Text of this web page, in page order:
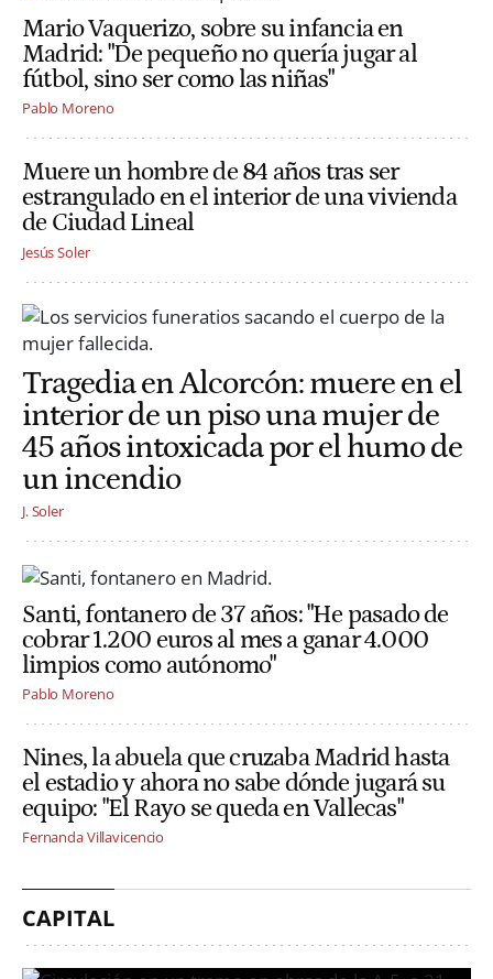
Mario Vaquerizo, sobre su infancia en
Madrid: "De pequeño no quería jugar al
fútbol, sino ser como las niñas"
Pablo Moreno
Muere un hombre de 84 años tras ser
estrangulado en el interior de una vivienda
de Ciudad Lineal
Jesús Soler
Tragedia en Alcorcón: muere en el
interior de un piso una mujer de
45 años intoxicada por el humo de
un incendio
J. Soler
Santi, fontanero de 37 años: "He pasado de
cobrar 1.200 euros al mes a ganar 4.000
limpios como autónomo"
Pablo Moreno
Nines, la abuela que cruzaba Madrid hasta
el estadio y ahora no sabe dónde jugará su
equipo: "El Rayo se queda en Vallecas"
Fernanda Villavicencio
CAPITAL